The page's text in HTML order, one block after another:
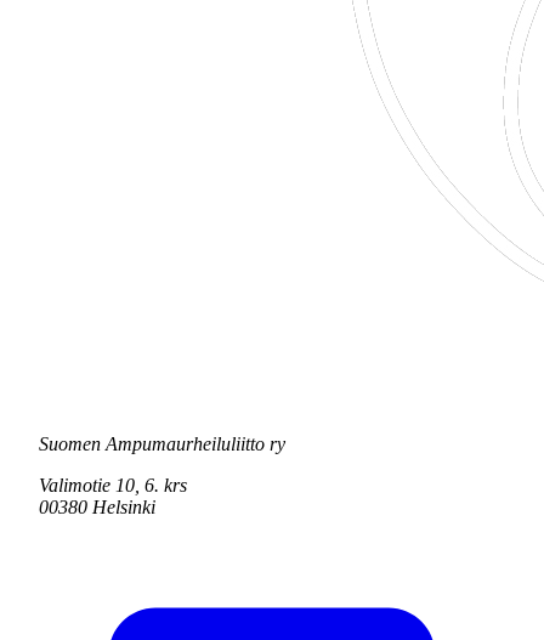
Suomen Ampumaurheiluliitto ry
Valimotie 10, 6. krs
00380 Helsinki